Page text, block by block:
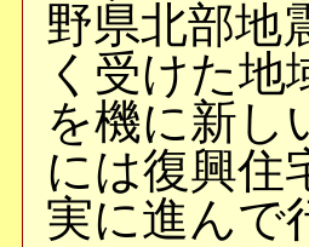
野県北部地
く受けた
を機に新し
には復興住
実に進んで